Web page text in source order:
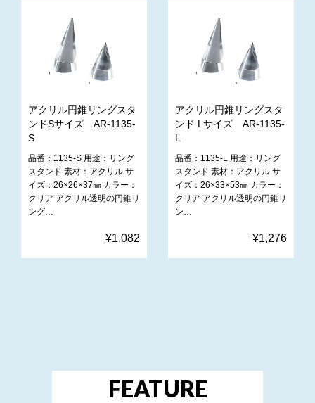
アクリル円錐リングスタ
ンドSサイズ AR-1135-
S
品番：1135-S 用途：リング
スタンド 素材：アクリル サ
イズ：26×26×37㎜ カラー：
クリア アクリル透明の円錐リ
ング…
¥1,082
アクリル円錐リングスタ
ンド Lサイズ AR-1135-
L
品番：1135-L 用途：リング
スタンド 素材：アクリル サ
イズ：26×33×53㎜ カラー：
クリア アクリル透明の円錐リ
ン…
¥1,276
FEATURE